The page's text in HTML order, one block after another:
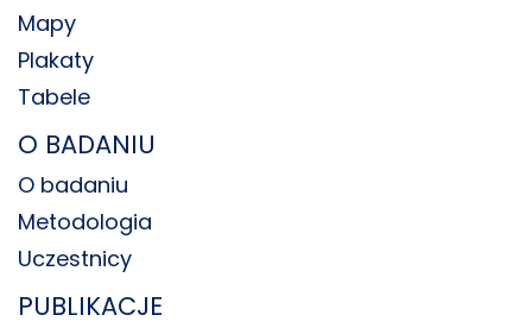
Mapy
Plakaty
Tabele
O BADANIU
O badaniu
Metodologia
Uczestnicy
PUBLIKACJE